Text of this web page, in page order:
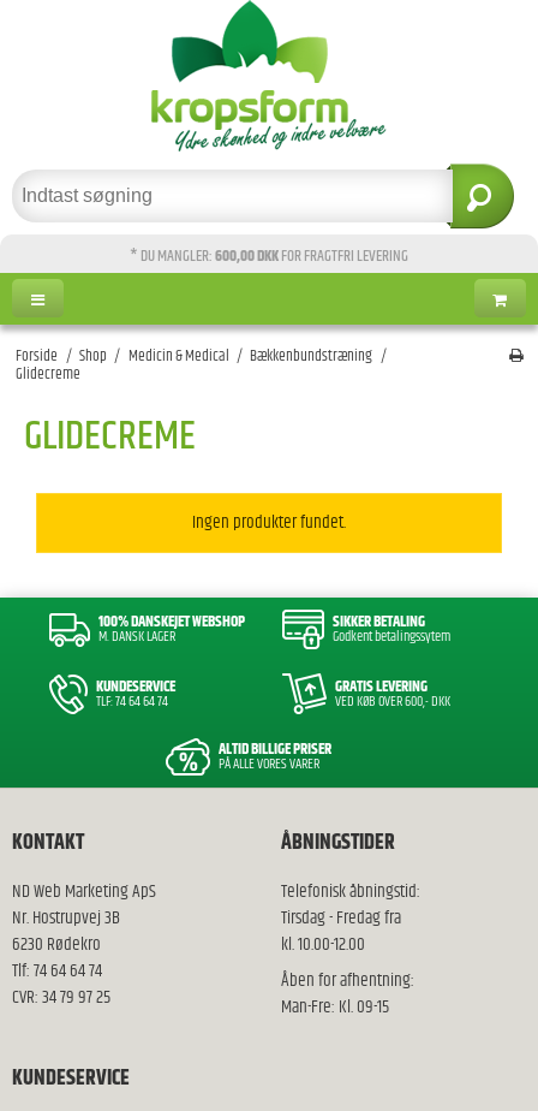
* DU MANGLER:600,00 DKKFOR FRAGTFRI LEVERING
Forside / Shop / Medicin & Medical / Bækkenbundstræning /
Glidecreme
GLIDECREME
Ingen produkter fundet.
100% DANSKEJET WEBSHOP
M. DANSK LAGER
SIKKER BETALING
Godkent betalingssytem
KUNDESERVICE
TLF: 74 64 64 74
GRATIS LEVERING
VED KØB OVER 600,- DKK
ALTID BILLIGE PRISER
PÅ ALLE VORES VARER
KONTAKT
ND Web Marketing ApS
Nr. Hostrupvej 3B
6230 Rødekro
Tlf: 74 64 64 74
CVR: 34 79 97 25
ÅBNINGSTIDER
Telefonisk åbningstid:
Tirsdag - Fredag fra
kl. 10.00-12.00
Åben for afhentning:
Man-Fre: Kl. 09-15
KUNDESERVICE